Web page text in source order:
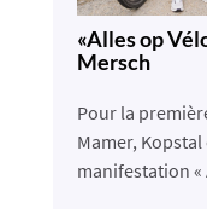
«Alles op
Mersch
Pour la
Mamer,
manifestation «